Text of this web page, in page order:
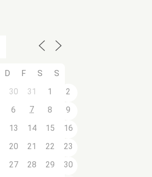
D F S
S
30 31 1
2
6 7 8
9
13 14 15
16
20 21 22
23
27 28 29 30